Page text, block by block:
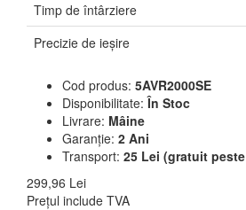
Timp de întârziere
Precizie de ieșire
Cod produs: 5AVR2000SE
Disponibilitate: În Stoc
Livrare: Mâine
Garanție: 2 Ani
Transport: 25 Lei (gratuit
299,96 Lei
Prețul include TVA